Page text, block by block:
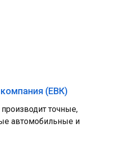
(ЕВК)
точные,
автомобильные и